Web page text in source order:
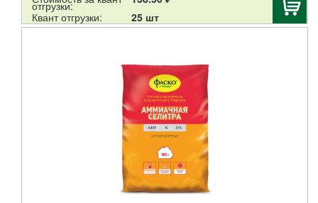
БХЗ
отгрузки:
Квант отгрузки:
25 шт